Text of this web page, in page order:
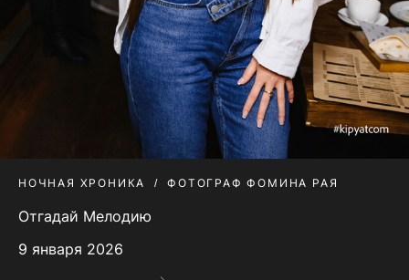
НОЧНАЯ ХРОНИКА ФОТОГРАФ ФОМИНА РАЯ
Отгадай Мелодию
9 января 2026